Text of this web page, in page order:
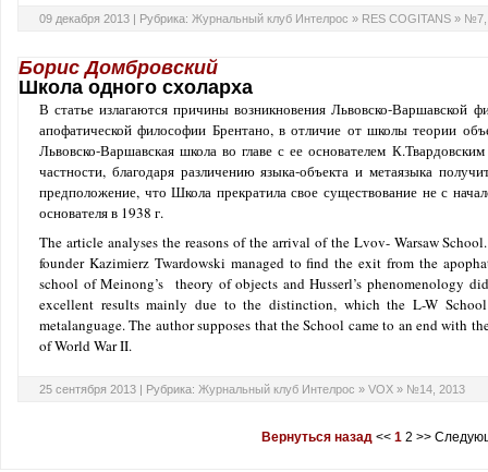
09 декабря 2013 | Рубрика: Журнальный клуб Интелрос » RES COGITANS » №7,
Борис Домбровский
Школа одного схоларха
В статье излагаются причины возникновения Львовско-Варшавской
апофатической философии Брентано, в отличие от школы теории
Львовско-Варшавская школа во главе с ее основателем
частности, благодаря различению языка-объекта и метаязыка
предположение, что Школа прекратила свое существование не с
основателя в 1938 г.
The article analyses the reasons of the arrival of the Lvov- Warsaw
founder Kazimierz Twardowski managed to find the exit from the
school of Meinong’s
theory of objects and Husserl’s phenomenology
excellent results mainly due to the distinction, which the L-W
metalanguage. The author supposes that the School came to an end with
of World War II.
25 сентября 2013 | Рубрика: Журнальный клуб Интелрос » VOX » №14, 2013
Вернуться назад<< 1 2 >>